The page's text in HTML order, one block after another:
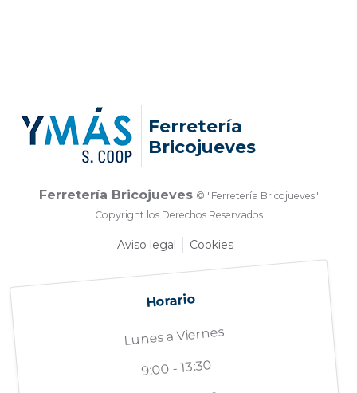
Ferretería
Bricojueves
Ferretería Bricojueves © "Ferretería Bricojueves"
Copyright los Derechos Reservados
Aviso legal Cookies
Horario
Lunes a Viernes
9:00 - 13:30